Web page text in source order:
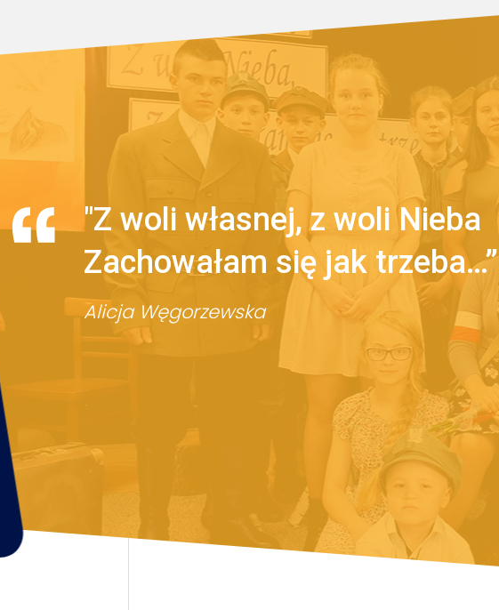
"Z woli własnej, z woli Nieba
Zachowałam się jak trzeba…”
Alicja Węgorzewska